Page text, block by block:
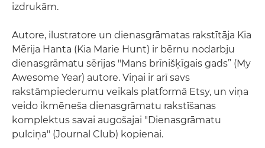
izdrukām.
Autore, ilustratore un dienasgrāmatas rakstītāja Kia
Mērija Hanta (Kia Marie Hunt) ir bērnu nodarbju
dienasgrāmatu sērijas "Mans brīnišķīgais gads” (My
Awesome Year) autore. Viņai ir arī savs
rakstāmpiederumu veikals platformā Etsy, un viņa
veido ikmēneša dienasgrāmatu rakstīšanas
komplektus savai augošajai "Dienasgrāmatu
pulciņa" (Journal Club) kopienai.